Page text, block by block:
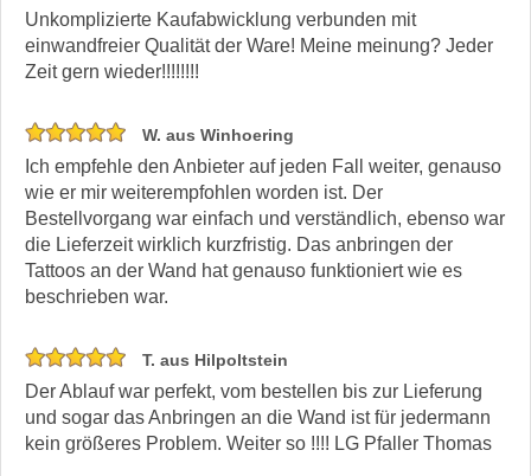
Unkomplizierte Kaufabwicklung verbunden mit
einwandfreier Qualität der Ware! Meine meinung? Jeder
Zeit gern wieder!!!!!!!!
W. aus Winhoering
Ich empfehle den Anbieter auf jeden Fall weiter, genauso
wie er mir weiterempfohlen worden ist. Der
Bestellvorgang war einfach und verständlich, ebenso war
die Lieferzeit wirklich kurzfristig. Das anbringen der
Tattoos an der Wand hat genauso funktioniert wie es
beschrieben war.
T. aus Hilpoltstein
Der Ablauf war perfekt, vom bestellen bis zur Lieferung
und sogar das Anbringen an die Wand ist für jedermann
kein größeres Problem. Weiter so !!!! LG Pfaller Thomas